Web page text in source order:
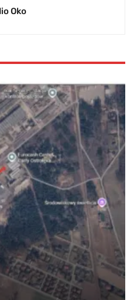
Oko